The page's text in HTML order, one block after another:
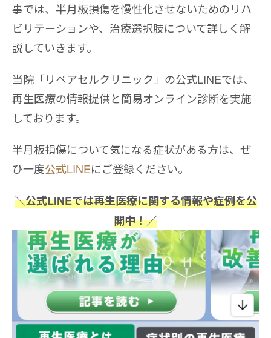
事では、半月板損傷を慢性化させないためのリハ
ビリテーションや、治療選択肢について詳しく解
説していきます。
当院「リペアセルクリニック」の公式LINEでは、
再生医療の情報提供と簡易オンライン診断を実施
しております。
半月板損傷について気になる症状がある方は、ぜ
ひ一度公式LINEにご登録ください。
＼公式LINEでは再生医療に関する情報や症例を公
開中！／